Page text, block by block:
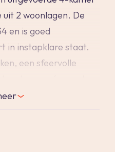
2 woonlagen. De
en is goed
in instapklare staat.
een sfeervolle
verrassend veel
kunststof
een fraaie